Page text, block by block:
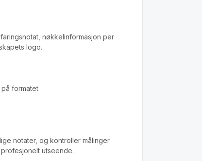
nøkkelinformasjon per
logo.
formatet
notater, og kontroller målinger
utseende.